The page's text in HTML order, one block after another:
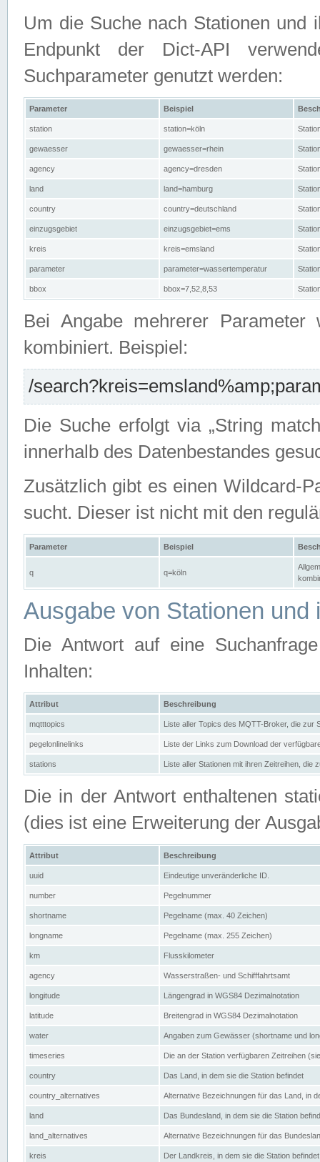
Um die Suche nach Stationen und
Endpunkt der Dict-API
Suchparameter genutzt werden:
Parameter Beispiel
station station=köln
gewaesser gewaesser=rhein
agency agency=dresden
land land=hamburg
country country=deutschland
einzugsgebiet einzugsgebiet=ems
kreis kreis=emsland
parameter parameter=wassertemperatur
bbox bbox=7,52,8,53
Bei Angabe mehrerer Parameter
kombiniert. Beispiel:
/
Die Suche erfolgt via „String
innerhalb des Datenbestandes
Zusätzlich gibt es einen Wildcard-
sucht. Dieser ist nicht mit den
Parameter Beispiel
q q=köln
Ausgabe von Stationen und
Die Antwort auf eine
Inhalten:
Attribut Beschreibung
mqtttopics Liste aller Topics des MQTT-Broker, die zur
pegelonlinelinks Liste der Links zum Download der
stations Liste aller Stationen mit ihren Zeitreihen, die
Die in der Antwort enthaltenen
(dies ist eine Erweiterung der
Attribut Beschreibung
uuid Eindeutige unveränderliche ID.
number Pegelnummer
shortname Pegelname (max. 40 Zeichen)
longname Pegelname (max. 255 Zeichen)
km Flusskilometer
agency Wasserstraßen- und Schifffahrtsamt
longitude Längengrad in WGS84 Dezimalnotation
latitude Breitengrad in WGS84 Dezimalnotation
water Angaben zum Gewässer (shortname und
timeseries Die an der Station verfügbaren Zeitreihen
country Das Land, in dem sie die Station befindet
country_alternatives Alternative Bezeichnungen für das Land, in
land Das Bundesland, in dem sie die Station
land_alternatives Alternative Bezeichnungen für das
kreis Der Landkreis, in dem sie die Station befindet